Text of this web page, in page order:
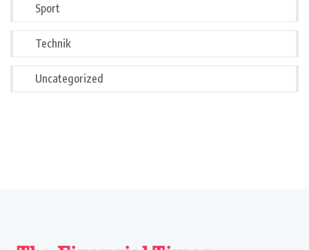
Sport
Technik
Uncategorized